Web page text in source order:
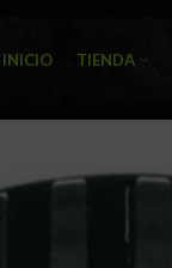
INICIO TIENDA